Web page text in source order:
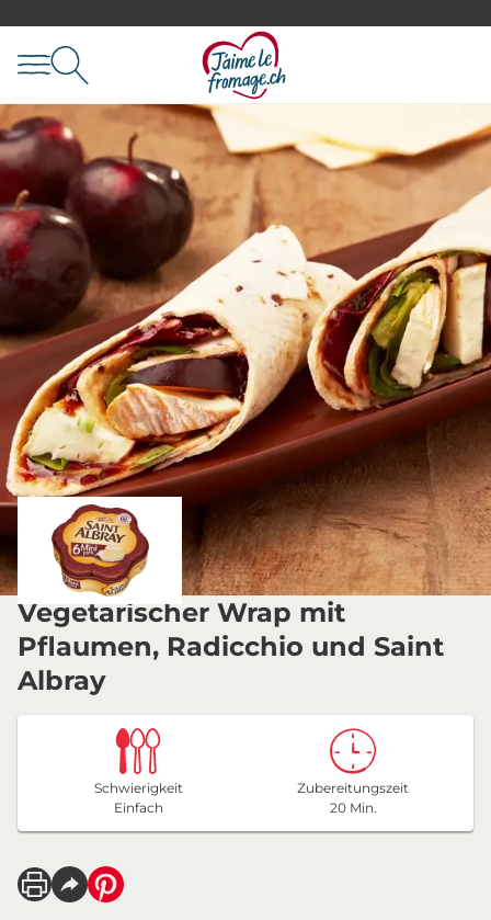
Vegetarischer Wrap mit
Pflaumen, Radicchio und Saint
Albray
Schwierigkeit
Einfach
Zubereitungszeit
20 Min.